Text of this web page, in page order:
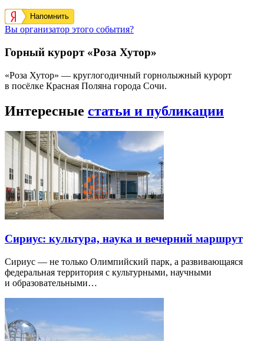
Напомнить
Вы организатор этого события?
Горный курорт «Роза Хутор»
«Роза Хутор» — круглогодичный горнолыжный курорт
в посёлке Красная Поляна города Сочи.
Интересные статьи и публикации
Сириус: культура, наука и вечерний маршрут
Сириус — не только Олимпийский парк, а развивающаяся
федеральная территория с культурными, научными
и образовательными…